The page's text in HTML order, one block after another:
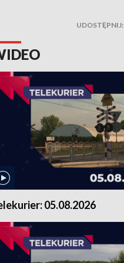
UDOSTĘPNIJ:
05.08.2026